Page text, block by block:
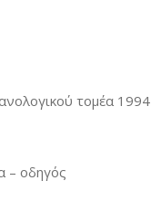
τομέα 1994
– οδηγός